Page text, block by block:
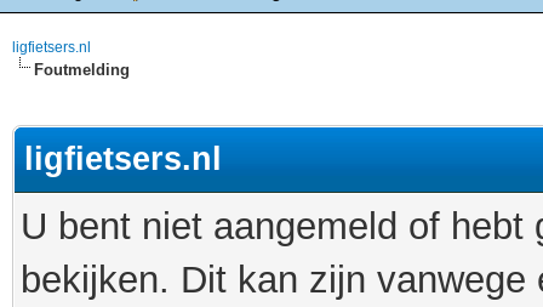
ligfietsers.nl
Foutmelding
ligfietsers.nl
U bent niet aangemeld of
bekijken. Dit kan zijn